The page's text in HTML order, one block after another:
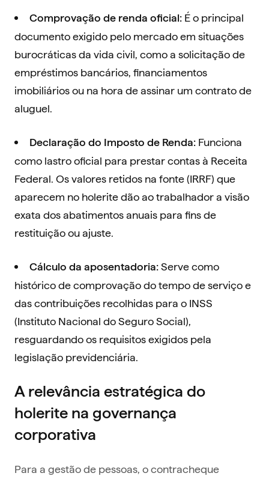
Comprovação de renda oficial: É o principal
documento exigido pelo mercado em situações
burocráticas da vida civil, como a solicitação de
empréstimos bancários, financiamentos
imobiliários ou na hora de assinar um contrato de
aluguel.
Declaração do Imposto de Renda: Funciona
como lastro oficial para prestar contas à Receita
Federal. Os valores retidos na fonte (IRRF) que
aparecem no holerite dão ao trabalhador a visão
exata dos abatimentos anuais para fins de
restituição ou ajuste.
Cálculo da aposentadoria: Serve como
histórico de comprovação do tempo de serviço e
das contribuições recolhidas para o INSS
(Instituto Nacional do Seguro Social),
resguardando os requisitos exigidos pela
legislação previdenciária.
A relevância estratégica do
holerite na governança
corporativa
Para a gestão de pessoas, o contracheque